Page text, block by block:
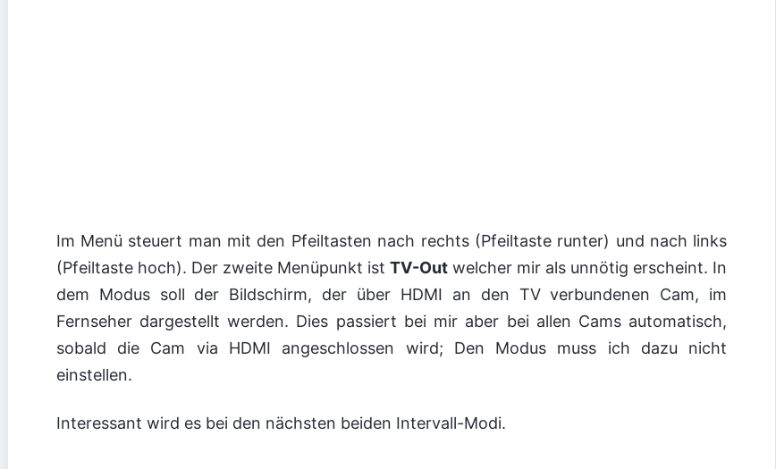
Im Menü steuert man mit den Pfeiltasten nach rechts (Pfeiltaste runter) und nach links
(Pfeiltaste hoch). Der zweite Menüpunkt ist TV-Out welcher mir als unnötig erscheint. In
dem Modus soll der Bildschirm, der über HDMI an den TV verbundenen Cam, im
Fernseher dargestellt werden. Dies passiert bei mir aber bei allen Cams automatisch,
sobald die Cam via HDMI angeschlossen wird; Den Modus muss ich dazu nicht
einstellen.
Interessant wird es bei den nächsten beiden Intervall-Modi.